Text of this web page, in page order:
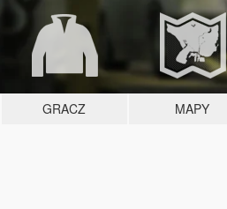
GRACZ MAPY